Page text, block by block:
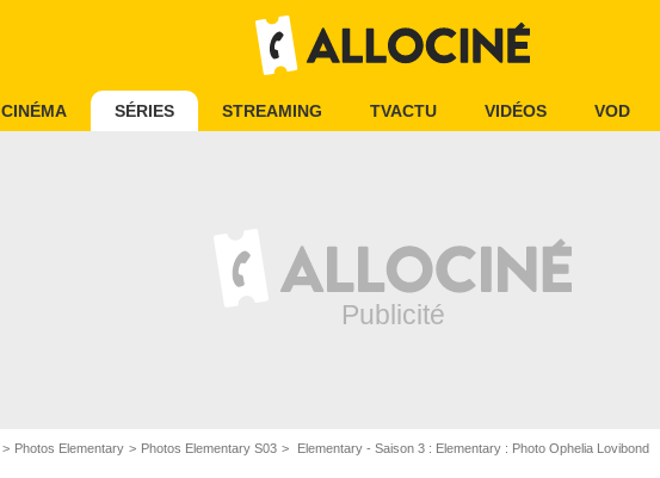
CINÉMA SÉRIES STREAMING TVACTU VIDÉOS VOD
Photos Elementary Photos Elementary S03 Elementary - Saison 3 : Elementary : Photo Ophelia Lovibond